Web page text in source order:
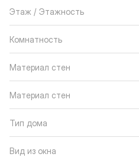
Этаж / Этажность
Комнатность
Материал стен
Материал стен
Тип дома
Вид из окна